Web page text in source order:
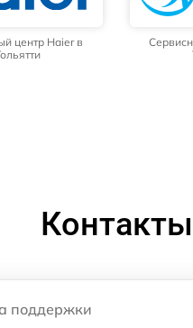
центр Haier в
Контакты
поддержки